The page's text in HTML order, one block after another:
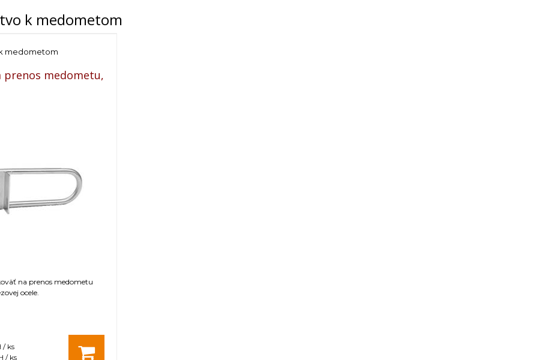
sa skladá z prevodovky, ktorá má vysoko výkonný prevodový motor THF rady eko-line. Je
na os koša medometu s frekvenčným meničom. E 1000 je aktívna optimalizácia systému. Používa
THF zvyšuje životnosť zariadení a zároveň znižuje hlučnosť stroja.
digitálnym automatickým riadením
výrobného plánu dodávateľa sú medomety PREMIUM Line len na objednávku. Dodacia
mesiace.
a bubna
k medometom
medometom
prenos medometu,
na prenos medometu
ocele.
/ ks
/ ks